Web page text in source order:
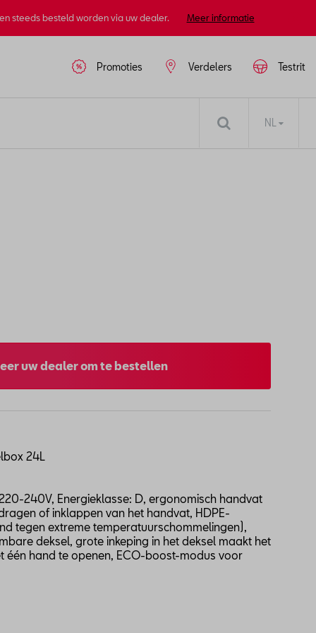
steeds besteld worden via uw dealer. Meer informatie
Testrit
Verdelers
Promoties
NL
uw dealer om te bestellen
24L
240V, Energieklasse: D, ergonomisch handvat
of inklappen van het handvat, HDPE-
tegen extreme temperatuurschommelingen),
deksel, grote inkeping in het deksel maakt het
één hand te openen, ECO-boost-modus voor